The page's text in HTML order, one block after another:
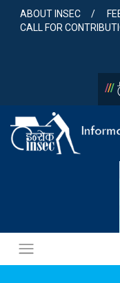
content
ABOUT INSEC
CALL FOR
///